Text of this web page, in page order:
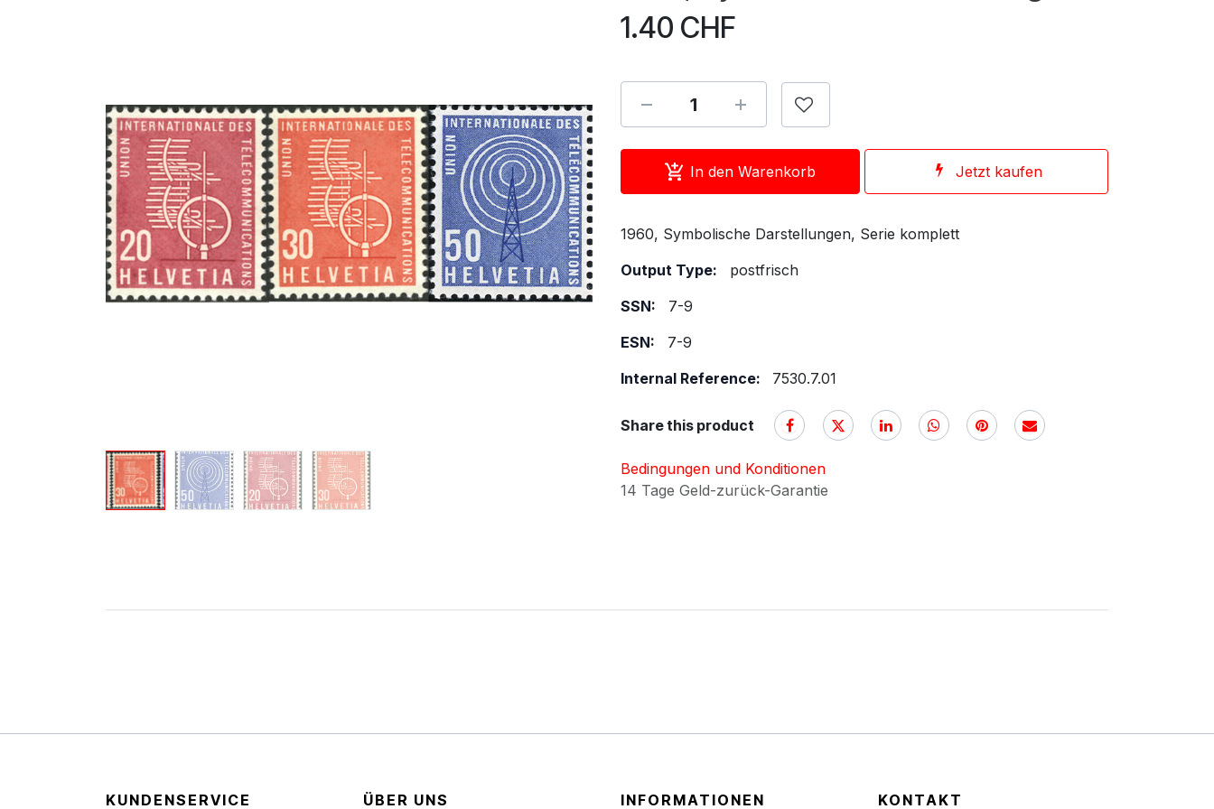
1.40 CHF
In den Warenkorb Jetzt kaufen
1960, Symbolische Darstellungen, Serie komplett
Output Type:
postfrisch
SSN:
7-9
ESN:
7-9
Internal Reference:
7530.7.01
Share this product
Bedingungen und Konditionen
14 Tage Geld-zurück-Garantie
KUNDENSERVICE ÜBER UNS INFORMATIONEN KONTAKT